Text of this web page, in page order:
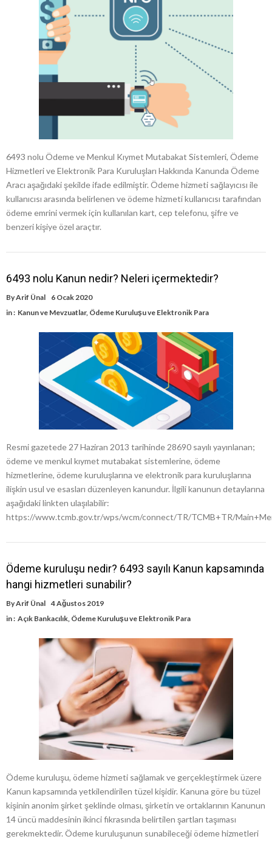
6493 nolu Ödeme ve Menkul Kıymet Mutabakat Sistemleri, Ödeme
Hizmetleri ve Elektronik Para Kuruluşları Hakkında Kanunda Ödeme
Aracı aşağıdaki şekilde ifade edilmiştir. Ödeme hizmeti sağlayıcısı ile
kullanıcısı arasında belirlenen ve ödeme hizmeti kullanıcısı tarafından
ödeme emrini vermek için kullanılan kart, cep telefonu, şifre ve
benzeri kişiye özel araçtır.
6493 nolu Kanun nedir? Neleri içermektedir?
ByArif Ünal
6 Ocak 2020
in : Kanun ve Mevzuatlar, Ödeme Kuruluşu ve Elektronik Para
Resmi gazetede 27 Haziran 2013 tarihinde 28690 sayılı yayınlanan;
ödeme ve menkul kıymet mutabakat sistemlerine, ödeme
hizmetlerine, ödeme kuruluşlarına ve elektronik para kuruluşlarına
ilişkin usul ve esasları düzenleyen kanundur. İlgili kanunun detaylarına
aşağıdaki linkten ulaşılabilir:
https://www.tcmb.gov.tr/wps/wcm/connect/TR/TCMB+TR/
Ödeme kuruluşu nedir? 6493 sayılı Kanun kapsamında
hangi hizmetleri sunabilir?
ByArif Ünal 4 Ağustos 2019
in : Açık Bankacılık Ödeme Kuruluşu ve Elektronik Para
Ödeme kuruluşu, ödeme hizmeti sağlamak ve gerçekleştirmek üzere
Kanun kapsamında yetkilendirilen tüzel kişidir. Kanuna göre bu tüzel
kişinin anonim şirket şeklinde olması, şirketin ve ortaklarının Kanunun
14 üncü maddesinin ikinci fıkrasında belirtilen şartları taşıması
gerekmektedir. Ödeme kuruluşunun sunabileceği ödeme hizmetleri